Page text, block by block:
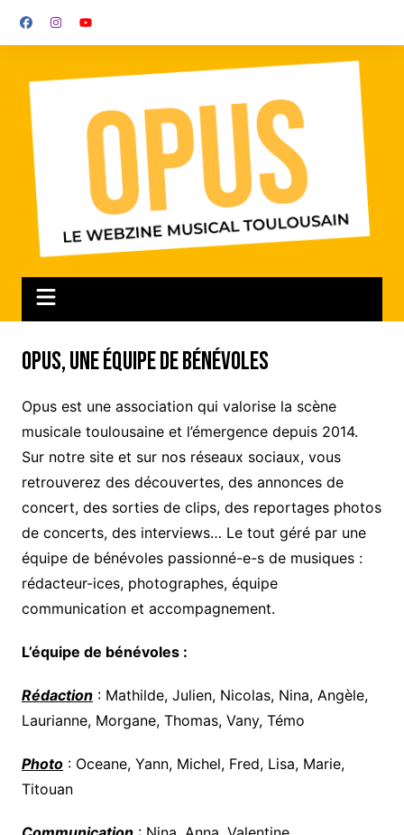
Opus, une équipe de bénévoles
Opus est une association qui valorise la scène
musicale toulousaine et l’émergence depuis 2014.
Sur notre site et sur nos réseaux sociaux, vous
retrouverez des découvertes, des annonces de
concert, des sorties de clips, des reportages photos
de concerts, des interviews… Le tout géré par une
équipe de bénévoles passionné-e-s de musiques :
rédacteur-ices, photographes, équipe
communication et accompagnement.
L’équipe de bénévoles :
Rédaction: Mathilde, Julien, Nicolas, Nina, Angèle,
Laurianne, Morgane, Thomas, Vany, Témo
Photo: Oceane, Yann, Michel, Fred, Lisa, Marie,
Titouan